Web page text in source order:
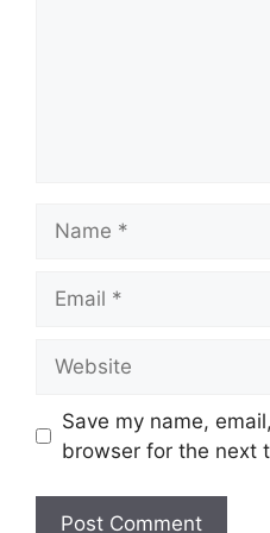
Save my name,
browser for the next